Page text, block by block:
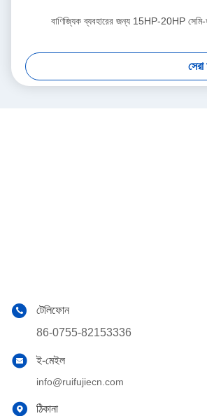
বাণিজ্যিক ব্যবহারের জন্য 15HP-20HP সেমি-
টেলিফোন
86-0755-82153336
ই-মেইল
info@ruifujiecn.com
ঠিকানা